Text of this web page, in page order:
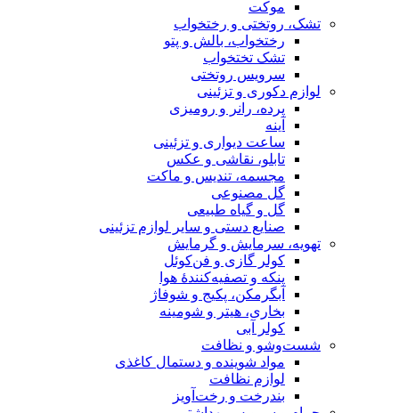
موکت
تشک، روتختی و رختخواب
رختخواب، بالش و پتو
تشک تختخواب
سرویس روتختی
لوازم دکوری و تزئینی
پرده، رانر و رومیزی
آینه
ساعت دیواری و تزئینی
تابلو، نقاشی و عکس
مجسمه، تندیس و ماکت
گل مصنوعی
گل و گیاه طبیعی
صنایع دستی و سایر لوازم تزئینی
تهویه، سرمایش و گرمایش
کولر گازی و فن‌کوئل
پنکه و تصفیه‌کنندهٔ هوا
آبگرمکن، پکیج و شوفاژ
بخاری، هیتر و شومینه
کولر آبی
شست‌وشو و نظافت
مواد شوینده و دستمال کاغذی
لوازم نظافت
بندرخت و رخت‌آویز